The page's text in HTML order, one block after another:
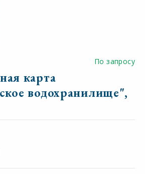
По запросу
карта
водохранилище",